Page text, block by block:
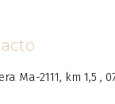
Ma-2111, km 1,5